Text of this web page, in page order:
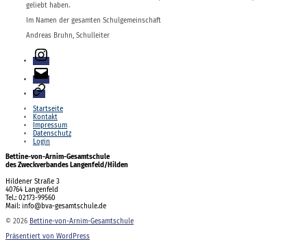
geliebt haben.
Im Namen der gesamten Schulgemeinschaft
Andreas Bruhn, Schulleiter
Instagram
E-
Mail
Login
Startseite
Kontakt
Impressum
Datenschutz
Login
Bettine-von-Arnim-Gesamtschule
des Zweckverbandes Langenfeld/Hilden
Hildener Straße 3
40764 Langenfeld
Tel.: 02173-99560
Mail: info@bva-gesamtschule.de
© 2026 Bettine-von-Arnim-Gesamtschule
Präsentiert von WordPress